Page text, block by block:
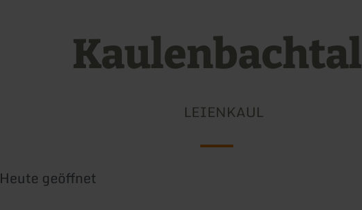
Kaulenbachtal
LEIENKAUL
Heute geöffnet